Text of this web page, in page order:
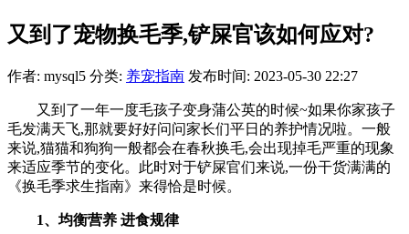
又到了宠物换毛季,铲屎官该如何应对?
作者: mysql5 分类: 养宠指南 发布时间: 2023-05-30 22:27
又到了一年一度毛孩子变身蒲公英的时候~如果你家孩子
毛发满天飞,那就要好好问问家长们平日的养护情况啦。一般
来说,猫猫和狗狗一般都会在春秋换毛,会出现掉毛严重的现象
来适应季节的变化。此时对于铲屎官们来说,一份干货满满的
《换毛季求生指南》来得恰是时候。
1、均衡营养 进食规律